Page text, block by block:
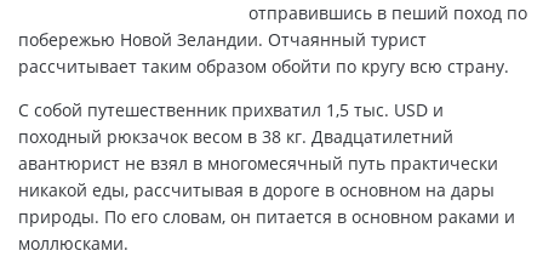
отправившись в пеший поход по
побережью Новой Зеландии. Отчаянный турист
рассчитывает таким образом обойти по кругу всю страну.
С собой путешественник прихватил 1,5 тыс. USD и
походный рюкзачок весом в 38 кг. Двадцатилетний
авантюрист не взял в многомесячный путь практически
никакой еды, рассчитывая в дороге в основном на дары
природы. По его словам, он питается в основном раками и
моллюсками.